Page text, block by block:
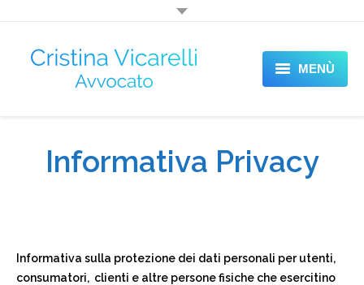
MENÙ
SETTORI DI ATTIVITÀ
Informativa Privacy
Informativa sulla protezione dei dati personali per utenti,
consumatori, clienti e altre persone fisiche che esercitino